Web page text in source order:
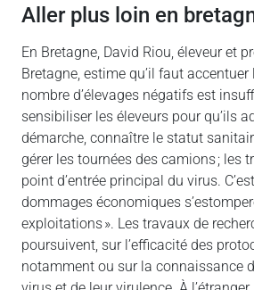
aller plus loin en
En Bretagne, David Riou, éleveur et
Bretagne, estime qu’il faut accentuer
nombre d’élevages négatifs est
sensibiliser les éleveurs pour qu’ils
démarche, connaître le statut
gérer les tournées des camions ; les
point d’entrée principal du virus.
dommages économiques
exploitations ». Les travaux de
poursuivent, sur l’efficacité des
notamment ou sur la connaissance